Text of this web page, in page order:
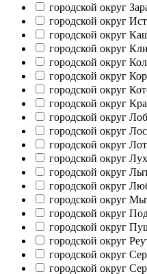
городской округ
городской округ
городской округ
городской округ
городской округ
городской округ
городской округ
городской округ
городской округ
городской округ
городской округ
городской округ
городской округ
городской округ
городской округ
городской округ
городской округ
городской округ
городской округ
городской округ